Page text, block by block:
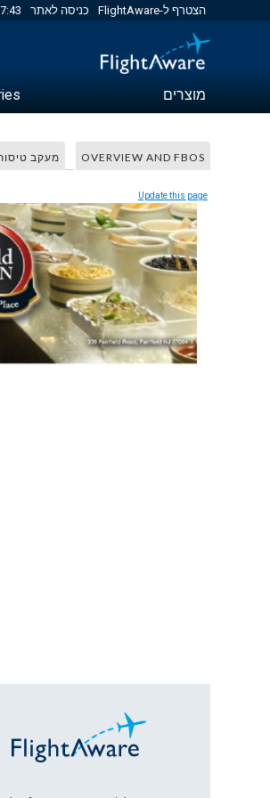
הצטרף ל-FlightAware כניסה לאתר EDT
מוצרים
OVERVIEW AND FBOS מעקב
Update this page